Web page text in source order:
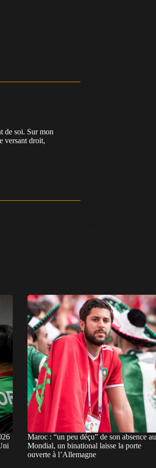
de soi. Sur mon
versant droit,
Maroc : “un peu déçu” de son absence au
Mondial, un binational laisse la porte
ouverte à l’Allemagne